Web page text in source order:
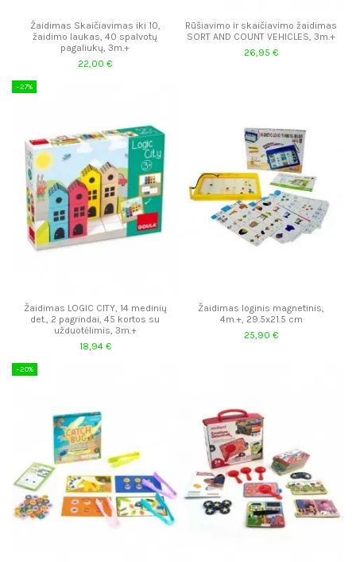
Žaidimas Skaičiavimas iki 10,
žaidimo laukas, 40 spalvotų
pagaliukų, 3m.+
22,00 €
Rūšiavimo ir skaičiavimo žaidimas
SORT AND COUNT VEHICLES, 3m.+
26,95 €
−27%
Žaidimas LOGIC CITY, 14 medinių
det., 2 pagrindai, 45 kortos su
užduotėlimis, 3m.+
18,94 €
Žaidimas loginis magnetinis,
4m.+, 29.5x21.5 cm
25,90 €
−20%